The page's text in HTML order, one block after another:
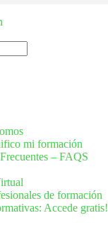
mi formación
– FAQS
de formación
Accede gratis!